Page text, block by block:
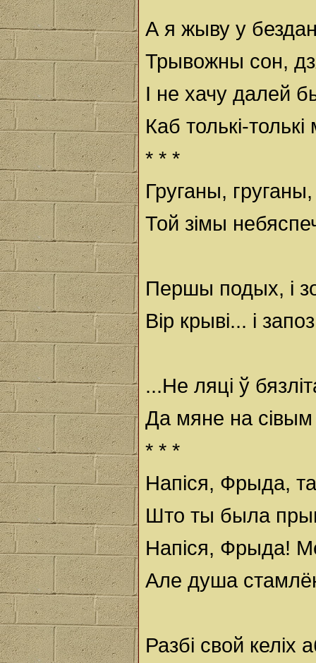
А я жыву у
Трывожны сон,
І не хачу далей
Каб толькі-
* * *
Груганы,
Той зімы
Першы подых, і
Вір крыві... і
...Не ляці ў
Да мяне на сівым
* * *
Напіся, Фрыда,
Што ты была
Напіся, Фрыда!
Але душа
Разбі свой келіх